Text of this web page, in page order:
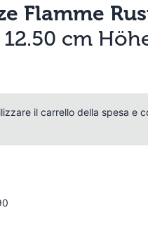
Flamme
12.50 cm
il carrello della spesa e